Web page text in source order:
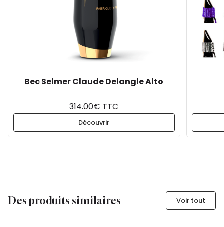
Bec Selmer Claude Delangle Alto
314.00€ TTC
Découvrir
Des produits similaires Voir tout